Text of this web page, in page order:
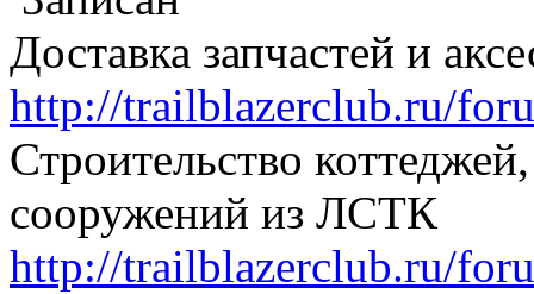
Доставка запчастей и
http://trailblazerclub.ru/
Строительство
сооружений из ЛСТК
http://trailblazerclub.ru/